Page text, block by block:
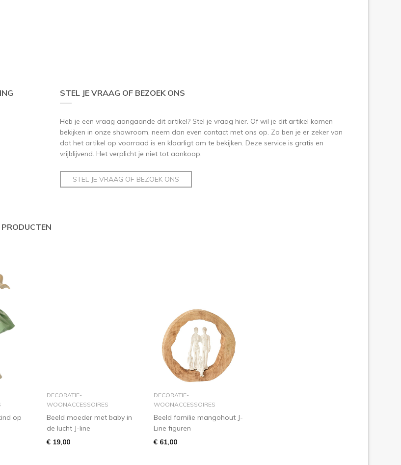
STEL JE VRAAG OF BEZOEK ONS
Heb je een vraag aangaande dit artikel? Stel je vraag hier. Of wil je dit artikel komen
bekijken in onze showroom, neem dan even contact met ons op. Zo ben je er zeker van
dat het artikel op voorraad is en klaarligt om te bekijken. Deze service is gratis en
vrijblijvend. Het verplicht je niet tot aankoop.
STEL JE VRAAG OF BEZOEK ONS
PRODUCTEN
op
in winkelmandje
DECORATIE-
WOONACCESSOIRES
Beeld moeder met baby in
de lucht J-line
€ 19,00
in winkelmandje
DECORATIE-
WOONACCESSOIRES
Beeld familie mangohout J-
Line figuren
€ 61,00